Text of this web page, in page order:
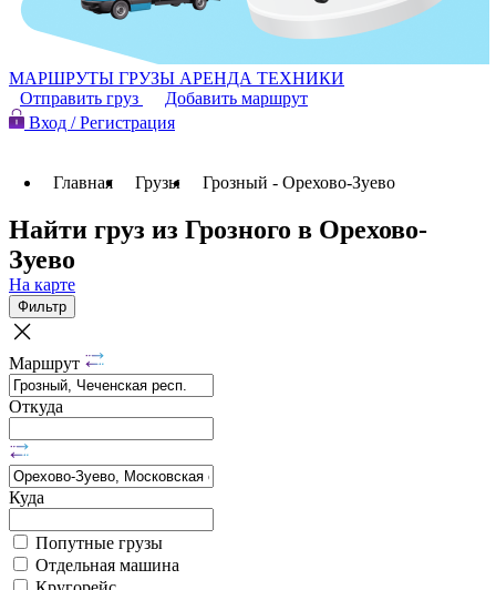
МАРШРУТЫ ГРУЗЫ АРЕНДА ТЕХНИКИ
Отправить груз
Добавить маршрут
Вход / Регистрация
Главная Грузы Грозный - Орехово-Зуево
Найти груз из Грозного в Орехово-
Зуево
На карте
Фильтр
Маршрут
Откуда
Куда
Попутные грузы
Отдельная машина